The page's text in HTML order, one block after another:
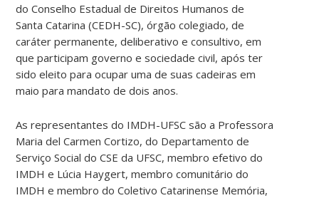
do Conselho Estadual de Direitos Humanos de
Santa Catarina (CEDH-SC), órgão colegiado, de
caráter permanente, deliberativo e consultivo, em
que participam governo e sociedade civil, após ter
sido eleito para ocupar uma de suas cadeiras em
maio para mandato de dois anos.
As representantes do IMDH-UFSC são a Professora
Maria del Carmen Cortizo, do Departamento de
Serviço Social do CSE da UFSC, membro efetivo do
IMDH e Lúcia Haygert, membro comunitário do
IMDH e membro do Coletivo Catarinense Memória,